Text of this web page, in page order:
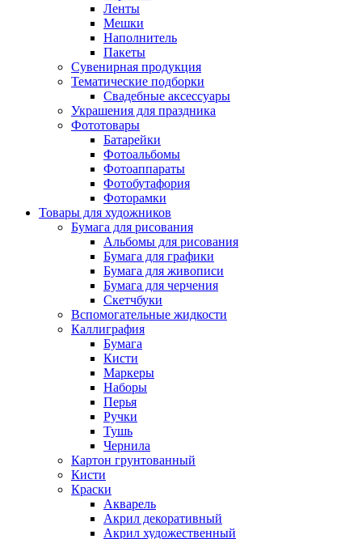
Ленты
Мешки
Наполнитель
Пакеты
Сувенирная продукция
Тематические подборки
Свадебные аксессуары
Украшения для праздника
Фототовары
Батарейки
Фотоальбомы
Фотоаппараты
Фотобутафория
Фоторамки
Товары для художников
Бумага для рисования
Альбомы для рисования
Бумага для графики
Бумага для живописи
Бумага для черчения
Скетчбуки
Вспомогательные жидкости
Каллиграфия
Бумага
Кисти
Маркеры
Наборы
Перья
Ручки
Тушь
Чернила
Картон грунтованный
Кисти
Краски
Акварель
Акрил декоративный
Акрил художественный